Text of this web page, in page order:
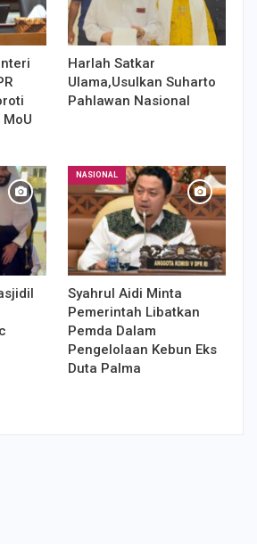
Harlah Satkar
Ulama,Usulkan Suharto
Pahlawan Nasional
NASIONAL
Syahrul Aidi Minta
Pemerintah Libatkan
Pemda Dalam
Pengelolaan Kebun Eks
Duta Palma